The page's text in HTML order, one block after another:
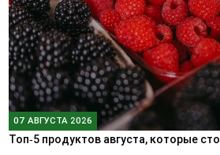
07 АВГУСТА 2026
Топ‑5 продуктов августа, которые